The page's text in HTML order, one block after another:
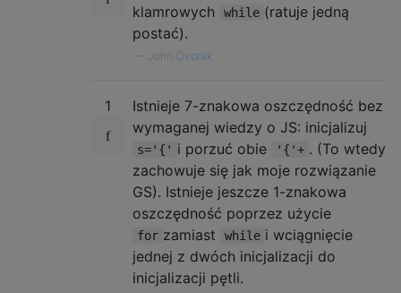
klamrowych
while (ratuje jedną
postać).
John Dvorak
1
Istnieje 7-znakowa oszczędność bez
wymaganej wiedzy o JS: inicjalizuj
s='{' i porzuć obie '{'+ . (To wtedy
zachowuje się jak moje rozwiązanie
GS). Istnieje jeszcze 1-znakowa
oszczędność poprzez użycie
for zamiast while i wciągnięcie
jednej z dwóch inicjalizacji do
inicjalizacji pętli.